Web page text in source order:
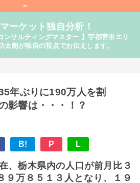
=
ーケット独自分析！
ンサルティングマスター 】宇都宮市エリ
太朗が独自の視点でお伝えします。
年ぶりに190万人を割
影響は・・・！？
B! P L
、栃木県内の人口が前月比３
９万８５１３人となり、１９